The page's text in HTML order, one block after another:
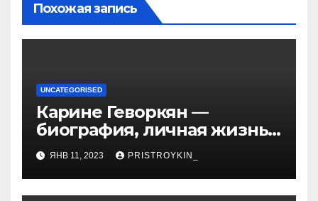
Похожая запись
UNCATEGORISED
Карине Геворкян —
биография, личная жизнь
и факты из Википедии —
детали о жизни и карьере
известной актрисы
ЯНВ 11, 2023 PRISTROYKIN_